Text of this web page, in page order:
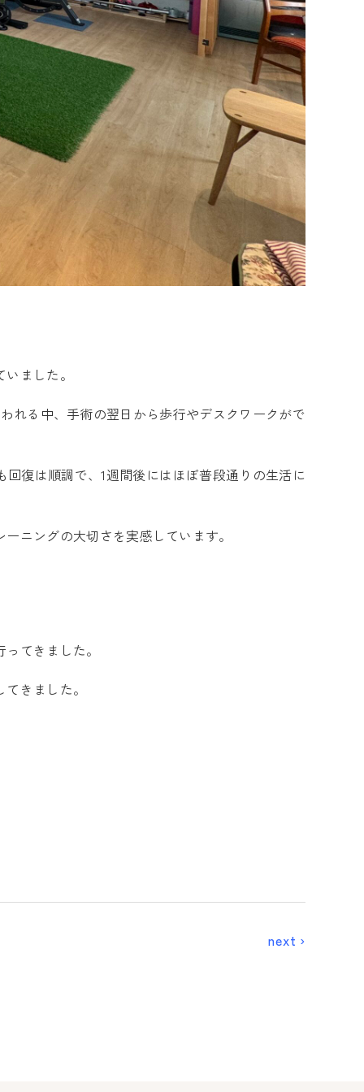
ました。
れる中、手術の翌日から歩行やデスクワークがで
復は順調で、1週間後にはほぼ普段通りの生活に
ニングの大切さを実感しています。
てきました。
きました。
next ›